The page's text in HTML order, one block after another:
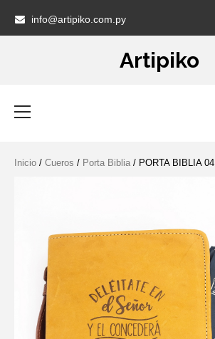
content
info@artipiko.com.py
Artipiko
Menu
Inicio / Cueros / Porta Biblia / PORTA BIBLIA 04